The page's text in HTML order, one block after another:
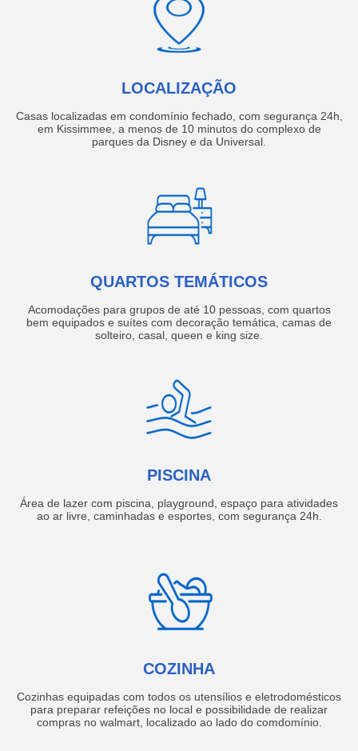
LOCALIZAÇÃO
Casas localizadas em condomínio fechado, com segurança 24h,
em Kissimmee, a menos de 10 minutos do complexo de
parques da Disney e da Universal.
QUARTOS TEMÁTICOS
Acomodações para grupos de até 10 pessoas, com quartos
bem equipados e suítes com decoração temática, camas de
solteiro, casal, queen e king size.
PISCINA
Área de lazer com piscina, playground, espaço para atividades
ao ar livre, caminhadas e esportes, com segurança 24h.
COZINHA
Cozinhas equipadas com todos os utensílios e eletrodomésticos
para preparar refeições no local e possibilidade de realizar
compras no walmart, localizado ao lado do comdomínio.